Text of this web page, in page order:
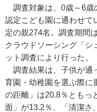
調査対象は、0歳～6歳
認定こども園に通わせて
定の親274名。調査期間
クラウドソーシング「シ
ット調査により行った。
調査結果は、子供が通
育園・幼稚園を選ぶ際に
の距離」は20.8％ともっ
面」が13.2％、「清潔さ